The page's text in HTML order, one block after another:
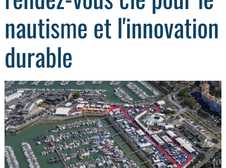
nautisme et l'innovation
durable